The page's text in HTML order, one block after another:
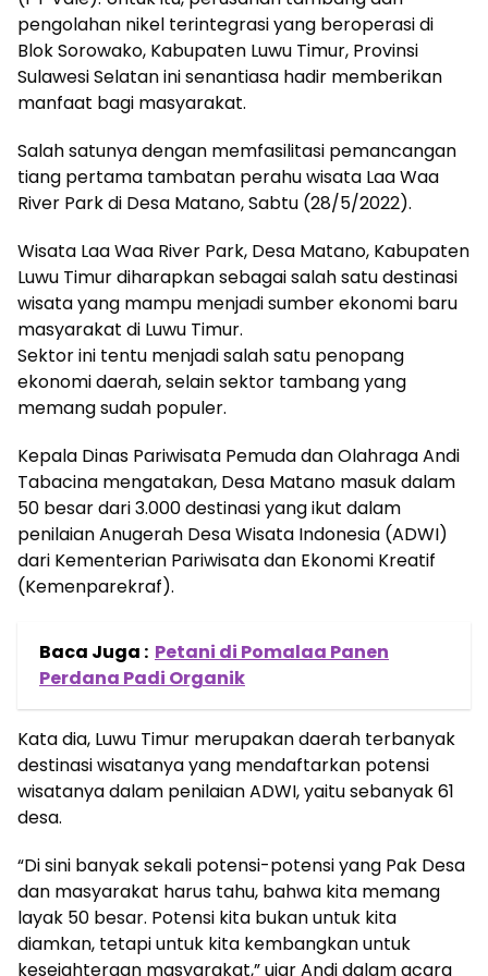
pengolahan nikel terintegrasi yang beroperasi di
Blok Sorowako, Kabupaten Luwu Timur, Provinsi
Sulawesi Selatan ini senantiasa hadir memberikan
manfaat bagi masyarakat.
Salah satunya dengan memfasilitasi pemancangan
tiang pertama tambatan perahu wisata Laa Waa
River Park di Desa Matano, Sabtu (28/5/2022).
Wisata Laa Waa River Park, Desa Matano, Kabupaten
Luwu Timur diharapkan sebagai salah satu destinasi
wisata yang mampu menjadi sumber ekonomi baru
masyarakat di Luwu Timur.
Sektor ini tentu menjadi salah satu penopang
ekonomi daerah, selain sektor tambang yang
memang sudah populer.
Kepala Dinas Pariwisata Pemuda dan Olahraga Andi
Tabacina mengatakan, Desa Matano masuk dalam
50 besar dari 3.000 destinasi yang ikut dalam
penilaian Anugerah Desa Wisata Indonesia (ADWI)
dari Kementerian Pariwisata dan Ekonomi Kreatif
(Kemenparekraf).
Baca Juga : Petani di Pomalaa Panen
Perdana Padi Organik
Kata dia, Luwu Timur merupakan daerah terbanyak
destinasi wisatanya yang mendaftarkan potensi
wisatanya dalam penilaian ADWI, yaitu sebanyak 61
desa.
“Di sini banyak sekali potensi-potensi yang Pak Desa
dan masyarakat harus tahu, bahwa kita memang
layak 50 besar. Potensi kita bukan untuk kita
diamkan, tetapi untuk kita kembangkan untuk
kesejahteraan masyarakat,” ujar Andi dalam acara